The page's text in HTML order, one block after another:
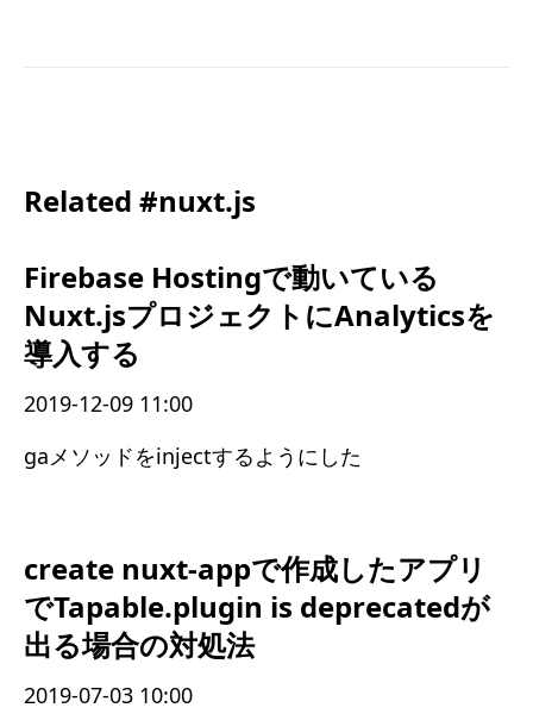
Related #nuxt.js
Firebase Hostingで動いている
Nuxt.jsプロジェクトにAnalyticsを
導入する
2019-12-09 11:00
gaメソッドをinjectするようにした
create nuxt-appで作成したアプリ
でTapable.plugin is deprecatedが
出る場合の対処法
2019-07-03 10:00